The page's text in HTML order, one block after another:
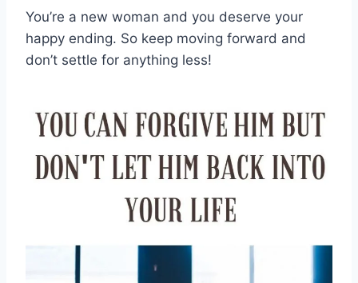
You’re a new woman and you deserve your
happy ending. So keep moving forward and
don’t settle for anything less!